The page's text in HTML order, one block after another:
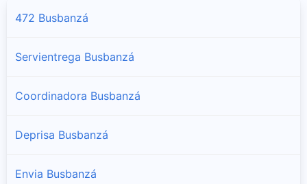
472 Busbanzá
Servientrega Busbanzá
Coordinadora Busbanzá
Deprisa Busbanzá
Envia Busbanzá